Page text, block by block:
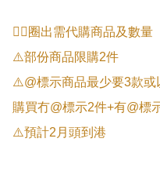
👉🏻圈出需代購商品及數量
⚠️部份商品限購2件
⚠️@標示商品最少要3款或
購買冇@標示2件+有@標
⚠️預計2月頭到港